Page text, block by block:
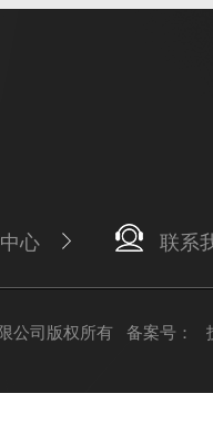
心 联系
公司版权所有 备案号：